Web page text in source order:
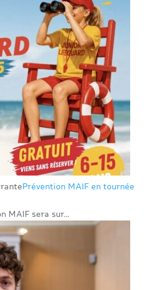
Prévention MAIF en tournée
MAIF sera sur...